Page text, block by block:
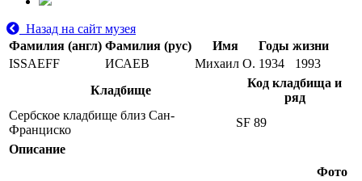
Назад на сайт музея
Фамилия (англ) Фамилия (рус) Имя
Годы жизни
ISSAEFF
ИСАЕВ Михаил О. 1934
1993
Кладбище
Код кладбища и
ряд
Сербское кладбище близ Сан-
Франциско
SF 89
Описание
Фото